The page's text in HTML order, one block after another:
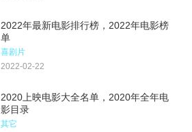
2022年最新电影排行榜，2022年电影榜
单
喜剧片
2022-02-22
2020上映电影大全名单，2020年全年电
影目录
其它